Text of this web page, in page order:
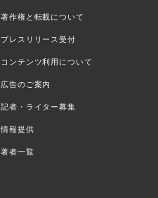
著作権と転載について
プレスリリース受付
コンテンツ利用について
広告のご案内
記者・ライター募集
情報提供
著者一覧